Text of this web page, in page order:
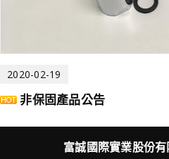
2020-02-19
非保固產品公告
富誠國際實業股份